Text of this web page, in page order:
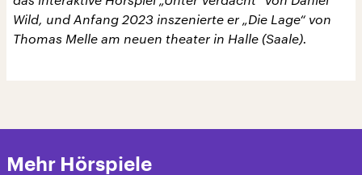
Wild, und Anfang 2023 inszenierte er „Die Lage“ von
Thomas Melle am neuen theater in Halle (Saale).
Mehr Hörspiele